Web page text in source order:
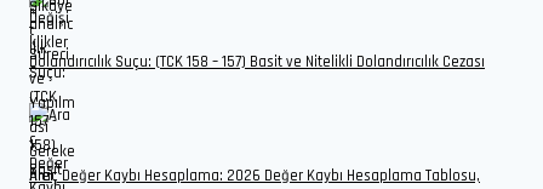
Dolandırıcılık Suçu: (TCK 158 – 157) Basit ve Nitelikli Dolandırıcılık Cezası
Araç Değer Kaybı Hesaplama: 2026 Değer Kaybı Hesaplama Tablosu,